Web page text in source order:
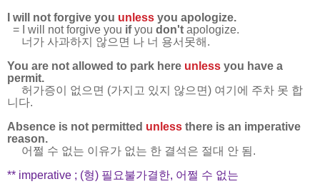
I will not forgive you unless you apologize.
= I will not forgive you ifyou don't apologize.
너가 사과하지 않으면 나 너 용서못해.
You are not allowed to park here unless you have a
permit.
허가증이 없으면 (가지고 있지 않으면) 여기에 주차 못 합
니다.
Absence is not permitted unless there is an imperative
reason.
어쩔 수 없는 이유가 없는 한 결석은 절대 안 됨.
** imperative ; (형) 필요불가결한, 어쩔 수 없는